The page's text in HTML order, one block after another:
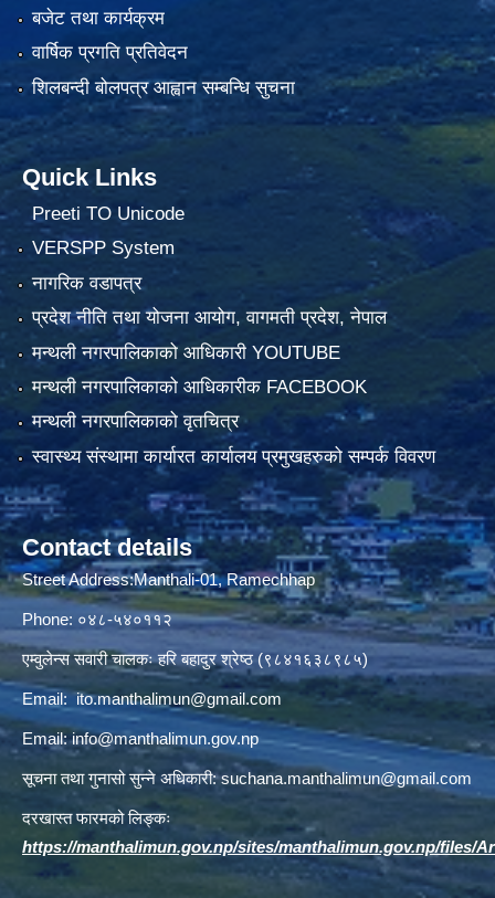
बजेट तथा कार्यक्रम
वार्षिक प्रगति प्रतिवेदन
शिलबन्दी बोलपत्र आह्वान सम्बन्धि सुचना
Quick Links
Preeti TO Unicode
VERSPP System
नागरिक वडापत्र
प्रदेश नीति तथा योजना आयोग, वागमती प्रदेश, नेपाल
मन्थली नगरपालिकाको आधिकारी YOUTUBE
मन्थली नगरपालिकाको आधिकारीक FACEBOOK
मन्थली नगरपालिकाको वृतचित्र
स्वास्थ्य संस्थामा कार्यारत कार्यालय प्रमुखहरुको सम्पर्क विवरण
Contact details
Street Address:Manthali-01, Ramechhap
Phone: ०४८-५४०११२
एम्वुलेन्स सवारी चालकः हरि बहादुर श्रेष्ठ (९८४१६३८९८५)
Email:ito.manthalimun@gmail.com
Email:info@manthalimun.gov.np
सूचना तथा गुनासो सुन्ने अधिकारी:suchana.manthalimun@gmail.com
दरखास्त फारमको लिङ्कः
https://manthalimun.gov.np/sites/manthalimun.gov.np/files/